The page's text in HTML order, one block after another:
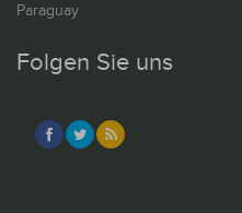
Paraguay
Folgen Sie uns